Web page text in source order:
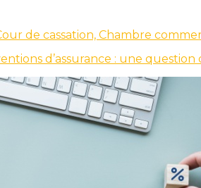
de cassation, Chambre
d’assurance : une question